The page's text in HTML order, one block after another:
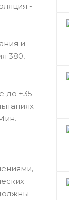
-
и
380,
до +35